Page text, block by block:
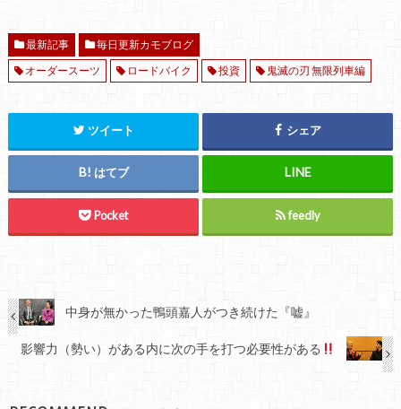
最新記事
毎日更新カモブログ
オーダースーツ
ロードバイク 投資 鬼滅の刃 無限列車編
ツイート シェア
はてブ
Pocket feedly
中身が無かった鴨頭嘉人がつき続けた『嘘』️️️
影響力（勢い）がある内に次の手を打つ必要性がある